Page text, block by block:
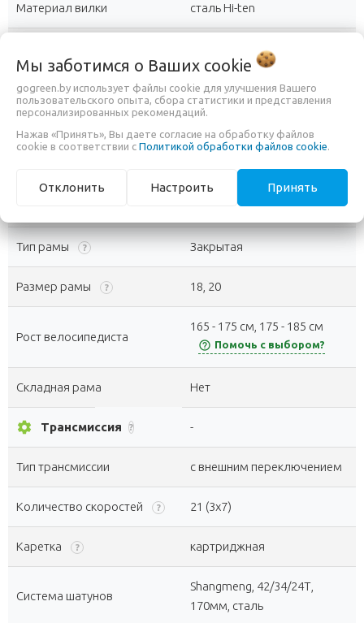
Материал вилки сталь Hi-ten
Ход амортизатора 80 мм
алюминий
Тип рамы ? Закрытая
Размер рамы ? 18, 20
Рост велосипедиста
165 - 175 см, 175 - 185 см
help_outline Помочь с выбором?
Складная рама Нет
settings Трансмиссия ? -
Тип трансмиссии с внешним переключением
Количество скоростей ? 21 (3x7)
Каретка ? картриджная
Система шатунов
Shangmeng, 42/34/24Т,
170мм, сталь
Мы заботимся о Ваших cookie
gogreen.by использует файлы cookie для улучшения Вашего
пользовательского опыта, сбора статистики и представления
персонализированных рекомендаций.
Нажав «Принять», Вы даете согласие на обработку файлов
cookie в соответствии с Политикой обработки файлов cookie
Отклонить Настроить Принять